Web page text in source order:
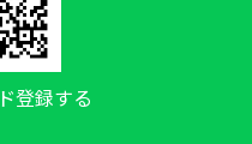
登録する